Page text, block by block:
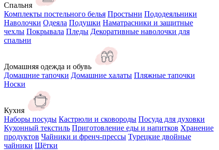
Спальня
Комплекты постельного белья Простыни Пододеяльники
Наволочки Одеяла Подушки Наматрасники и защитные
чехлы Покрывала Пледы Декоративные наволочки для
спальни
Домашняя одежда и обувь
Домашние тапочки Домашние халаты Пляжные тапочки
Носки
Кухня
Наборы посуды Кастрюли и сковороды Посуда для духовки
Кухонный текстиль Приготовление еды и напитков Хранение
продуктов Чайники и френч-прессы Турецкие двойные
чайники Щётки